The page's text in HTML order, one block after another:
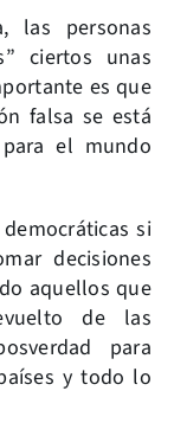
las personas
ciertos unas
es que
falsa se está
el mundo
si
decisiones
aquellos que
de las
para
y todo lo